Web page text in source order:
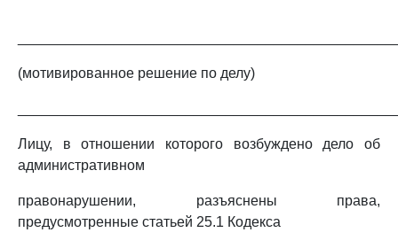
(мотивированное решение по делу)
Лицу, в отношении которого возбуждено дело об
административном
правонарушении, разъяснены права,
предусмотренные статьей 25.1 Кодекса